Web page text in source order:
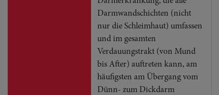
Darmwandschichten (nicht
nur die Schleimhaut) umfassen
und im gesamten
Verdauungstrakt (von Mund
bis After) auftreten kann, am
häufigsten am Übergang vom
Dünn- zum Dickdarm